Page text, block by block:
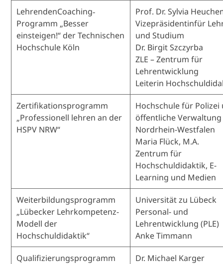
LehrendenCoaching‐
Programm „Besser
einsteigen!“ der Technischen
Hochschule Köln
Prof. Dr. Sylvia
Vizepräsidentinfür
und Studium
Dr. Birgit Szczyrba
ZLE – Zentrum für
Lehrentwicklung
Leiterin
Zertifikationsprogramm
„Professionell lehren an der
HSPV NRW“
Hochschule für Polizei
öffentliche Verwaltung
Nordrhein-Westfalen
Maria Flück, M.A.
Zentrum für
Hochschuldidaktik, E-
Learning und Medien
Weiterbildungsprogramm
„Lübecker Lehrkompetenz-
Modell der
Hochschuldidaktik“
Universität zu Lübeck
Personal- und
Lehrentwicklung (PLE)
Anke Timmann
Qualifizierungsprogramm
Dr. Michael Karger